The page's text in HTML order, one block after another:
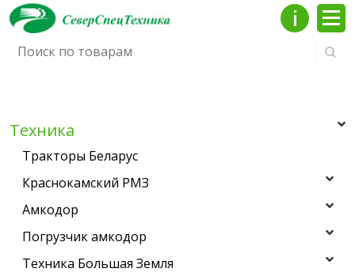
Инфо
Техника
Тракторы Беларус
Краснокамский РМЗ
Амкодор
Погрузчик амкодор
Техника Большая Земля